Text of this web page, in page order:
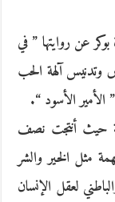
عن روايتها ” في
وتدنيس آلهة الحب
الأسود “.
حيث أنتجت نصف
مثل الخير والشر
لعقل الإنسان